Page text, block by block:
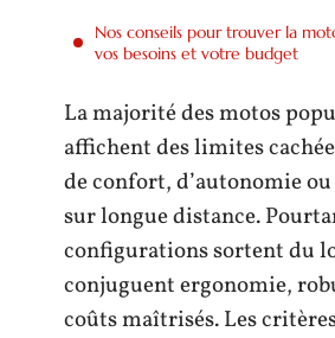
Nos conseils pour trouver la
vos besoins et votre budget
La majorité des motos
affichent des limites
de confort, d’autonomie
sur longue distance.
configurations sortent du
conjuguent ergonomie,
coûts maîtrisés. Les